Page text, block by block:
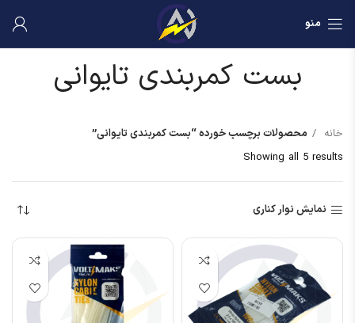
منو
بست کمربندی تایوانی
خانه
محصولات برچسب خورده “بست کمربندی تایوانی”
Showing all 5 results
نمایش نوار کناری